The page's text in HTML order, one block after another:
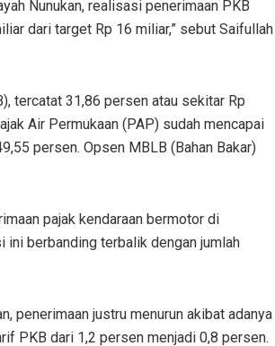
Nunukan, realisasi penerimaan PKB
dari target Rp 16 miliar,” sebut Saifullah
tercatat 31,86 persen atau sekitar Rp
Air Permukaan (PAP) sudah mencapai
persen. Opsen MBLB (Bahan Bakar)
pajak kendaraan bermotor di
ini berbanding terbalik dengan jumlah
penerimaan justru menurun akibat adanya
PKB dari 1,2 persen menjadi 0,8 persen.